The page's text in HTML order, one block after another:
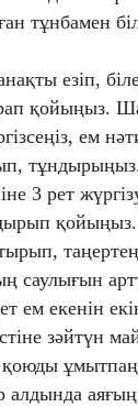
тұнбамен
езіп,
қойыңыз.
ем
3 рет
саулығын
екенін
зәйтүн